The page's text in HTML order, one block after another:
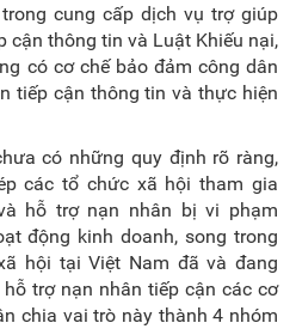
cung cấp dịch vụ trợ giúp
cận thông tin và Luật Khiếu nại,
có cơ chế bảo đảm công dân
tiếp cận thông tin và thực hiện
có những quy định rõ ràng,
các tổ chức xã hội tham gia
hỗ trợ nạn nhân bị vi phạm
động kinh doanh, song trong
hội tại Việt Nam đã và đang
trợ nạn nhân tiếp cận các cơ
chia vai trò này thành 4 nhóm